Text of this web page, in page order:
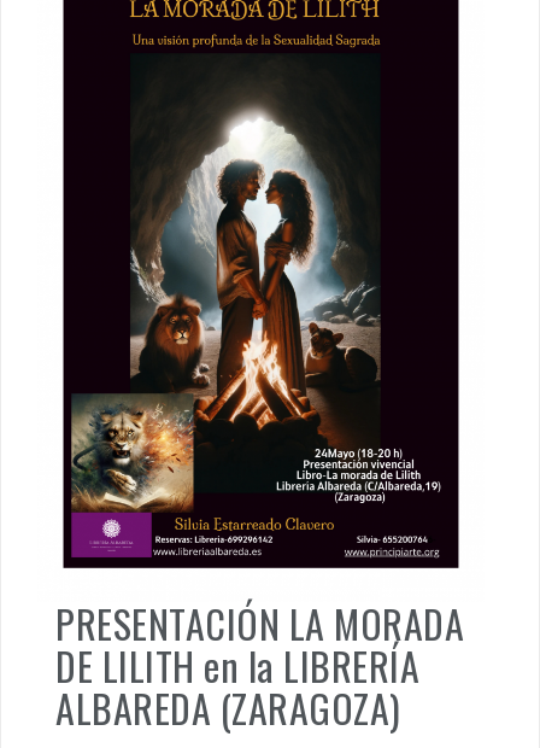
PRESENTACIÓN LA MORADA
DE LILITH en la LIBRERÍA
ALBAREDA (ZARAGOZA)
24 de Mayo, fecha de la primera presentación
de mi libro La morada de Lilith en mi ciudad de
Zaragoza. Una presentación artístico-vivencial